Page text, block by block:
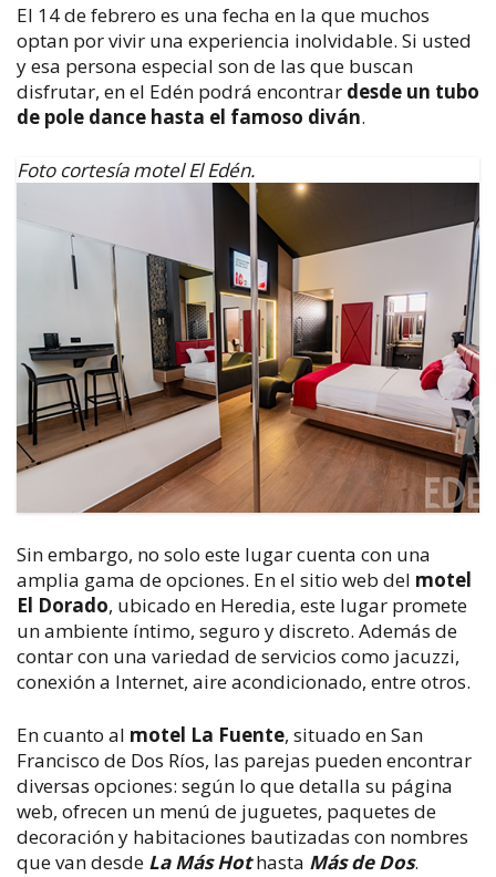
El 14 de febrero es una fecha en la que muchos
optan por vivir una experiencia inolvidable. Si usted
y esa persona especial son de las que buscan
disfrutar, en el Edén podrá encontrar desde un tubo
de pole dance hasta el famoso diván.
Foto cortesía motel El Edén.
Sin embargo, no solo este lugar cuenta con una
amplia gama de opciones. En el sitio web del motel
El Dorado, ubicado en Heredia, este lugar promete
un ambiente íntimo, seguro y discreto. Además de
contar con una variedad de servicios como jacuzzi,
conexión a Internet, aire acondicionado, entre otros.
En cuanto al motel La Fuente, situado en San
Francisco de Dos Ríos, las parejas pueden encontrar
diversas opciones: según lo que detalla su página
web, ofrecen un menú de juguetes, paquetes de
decoración y habitaciones bautizadas con nombres
que van desde La Más Hothasta Más de Dos.